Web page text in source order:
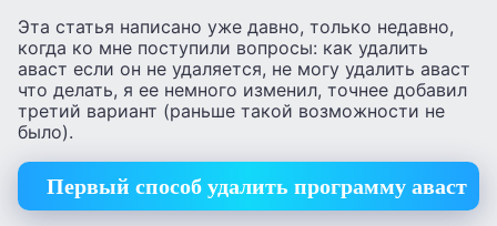
Эта статья написано уже давно, только недавно,
когда ко мне поступили вопросы: как удалить
аваст если он не удаляется, не могу удалить аваст
что делать, я ее немного изменил, точнее добавил
третий вариант (раньше такой возможности не
было).
Первый способ удалить программу аваст